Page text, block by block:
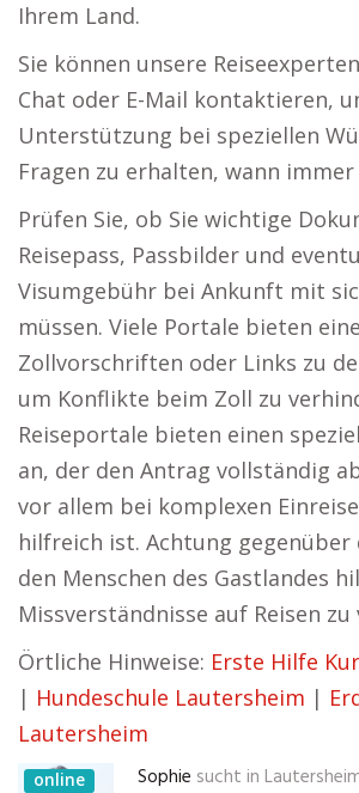
Ihrem Land.
Sie können unsere
Chat oder E-Mail kontaktieren,
Unterstützung bei speziellen
Fragen zu erhalten, wann
Prüfen Sie, ob Sie wichtige
Reisepass, Passbilder und
Visumgebühr bei Ankunft mit
müssen. Viele Portale bieten
Zollvorschriften oder Links zu
um Konflikte beim Zoll zu
Reiseportale bieten einen
an, der den Antrag vollständig
vor allem bei komplexen
hilfreich ist. Achtung
den Menschen des Gastlandes
Missverständnisse auf Reisen zu
Örtliche Hinweise: Erste Hilfe
| Hundeschule Lautersheim |
Lautersheim
online Sophie sucht in